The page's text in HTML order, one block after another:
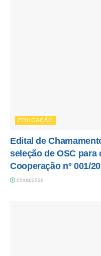
EDUCAÇÃO
Edital de
seleção de OSC
Cooperação nº 001/
05/08/2026